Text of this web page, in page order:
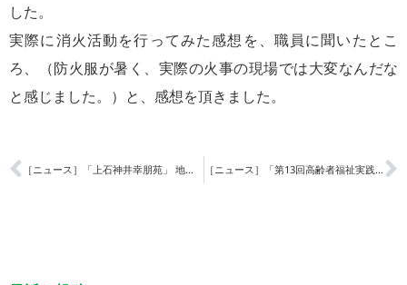
した。
実際に消火活動を行ってみた感想を、職員に聞いたとこ
ろ、（防火服が暑く、実際の火事の現場では大変なんだな
と感じました。）と、感想を頂きました。
［ニュース］「上石神井幸朋苑」 地鎮祭を執り行いました ［ニュース］「第13回高齢者福祉実践・研究大会」最優秀賞 受賞